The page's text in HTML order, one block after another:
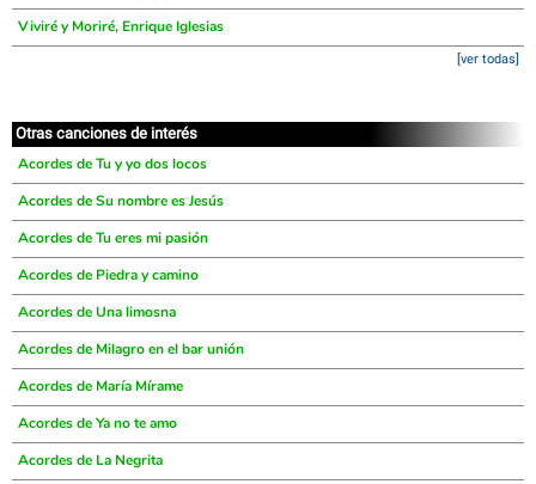
Viviré y Moriré, Enrique Iglesias
[ver todas]
Otras canciones de interés
Acordes de Tu y yo dos locos
Acordes de Su nombre es Jesús
Acordes de Tu eres mi pasión
Acordes de Piedra y camino
Acordes de Una limosna
Acordes de Milagro en el bar unión
Acordes de María Mírame
Acordes de Ya no te amo
Acordes de La Negrita